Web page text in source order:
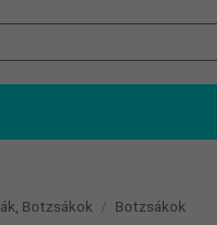
Botzsákok / Botzsákok